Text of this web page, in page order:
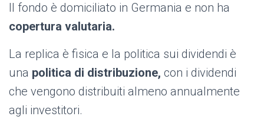
Il fondo è domiciliato in Germania e non ha
copertura valutaria.
La replica è fisica e la politica sui dividendi è
una politica di distribuzione, con i dividendi
che vengono distribuiti almeno annualmente
agli investitori.